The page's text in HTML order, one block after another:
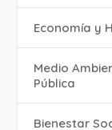
Economía y
Medio
Pública
Bienestar